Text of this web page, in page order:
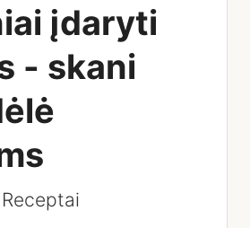
įdaryti
- skani